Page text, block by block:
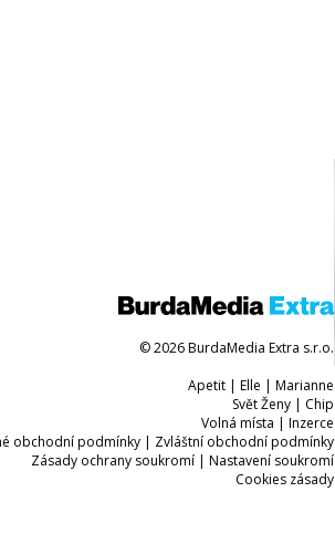
© 2026 BurdaMedia Extra s.r.o.
Apetit | Elle | Marianne
Svět Ženy | Chip
Volná místa | Inzerce
obchodní podmínky | Zvláštní obchodní podmínky
Zásady ochrany soukromí | Nastavení soukromí
Cookies zásady